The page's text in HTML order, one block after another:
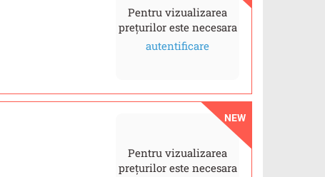
Pentru vizualizarea
prețurilor este necesara
autentificare
NEW
Pentru vizualizarea
prețurilor este necesara